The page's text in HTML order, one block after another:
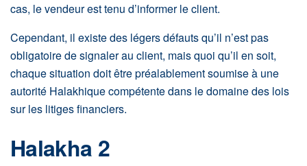
cas, le vendeur est tenu d’informer le client.
Cependant, il existe des légers défauts qu’il n’est pas
obligatoire de signaler au client, mais quoi qu’il en soit,
chaque situation doit être préalablement soumise à une
autorité Halakhique compétente dans le domaine des lois
sur les litiges financiers.
Halakha 2